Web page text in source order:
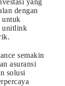
dengan
untuk
unitlink
semakin
asuransi
solusi